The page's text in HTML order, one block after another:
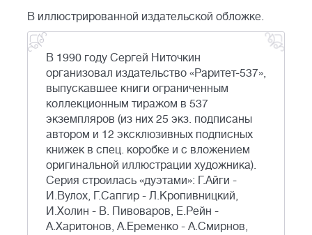
В иллюстрированной издательской обложке.
В 1990 году Сергей Ниточкин
организовал издательство «Раритет-537»,
выпускавшее книги ограниченным
коллекционным тиражом в 537
экземпляров (из них 25 экз. подписаны
автором и 12 эксклюзивных подписных
книжек в спец. коробке и с вложением
оригинальной иллюстрации художника).
Серия строилась «дуэтами»: Г.Айги -
И.Вулох, Г.Сапгир - Л.Кропивницкий,
И.Холин - В. Пивоваров, Е.Рейн -
А.Харитонов, А.Еременко - А.Смирнов,